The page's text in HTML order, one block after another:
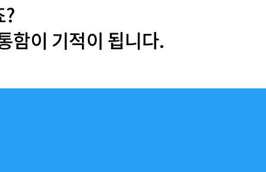
함이 기적이 됩니다.